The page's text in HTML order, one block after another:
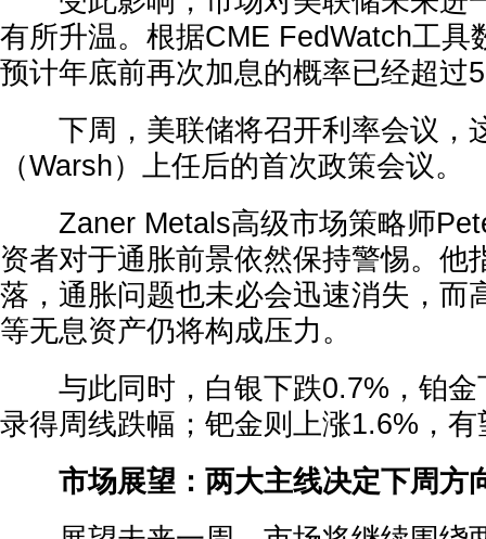
有所升温。根据CME FedWatch工具
预计年底前再次加息的概率已经超过
下周，美联储将召开利率会议，
（Warsh）上任后的首次政策会议。
Zaner Metals高级市场策略师
资者对于通胀前景依然保持警惕。他
落，通胀问题也未必会迅速消失，而
等无息资产仍将构成压力。
与此同时，白银下跌0.7%，铂金
录得周线跌幅；钯金则上涨1.6%，
市场展望：两大主线决定下周方